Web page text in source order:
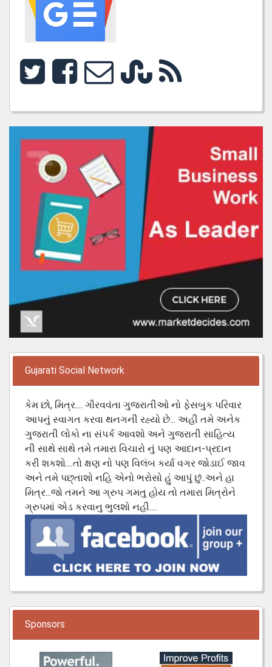
Gujarati Social Network
કેમ છો, મિત્ર.... ગૌરવવંતા ગુજરાતીઓ નો ફેસબુક પરિવાર
આપનું સ્વાગત કરવા થનગની રહ્યો છે... અહી તમે અનેક
ગુજરાતી લોકો ના સંપર્ક આવશો અને ગુજરાતી સાહિત્ય
ની સાથે સાથે તમે તમારા વિચારો નું પણ આદાન-પ્રદાન
કરી શકશો....તો ક્ષણ નો પણ વિલંબ કર્યા વગર જોડાઈ જાવ
અને તમે પછ્તાશો નહિ એનો ભરોસો હું આપું છું..અને હા
મિત્ર...જો તમને આ ગ્રુપ ગમતુ હોય તો તમારા મિત્રોને
ગ્રુપમાં એડ કરવાનુ ભુલશો નહી....
Sponsors